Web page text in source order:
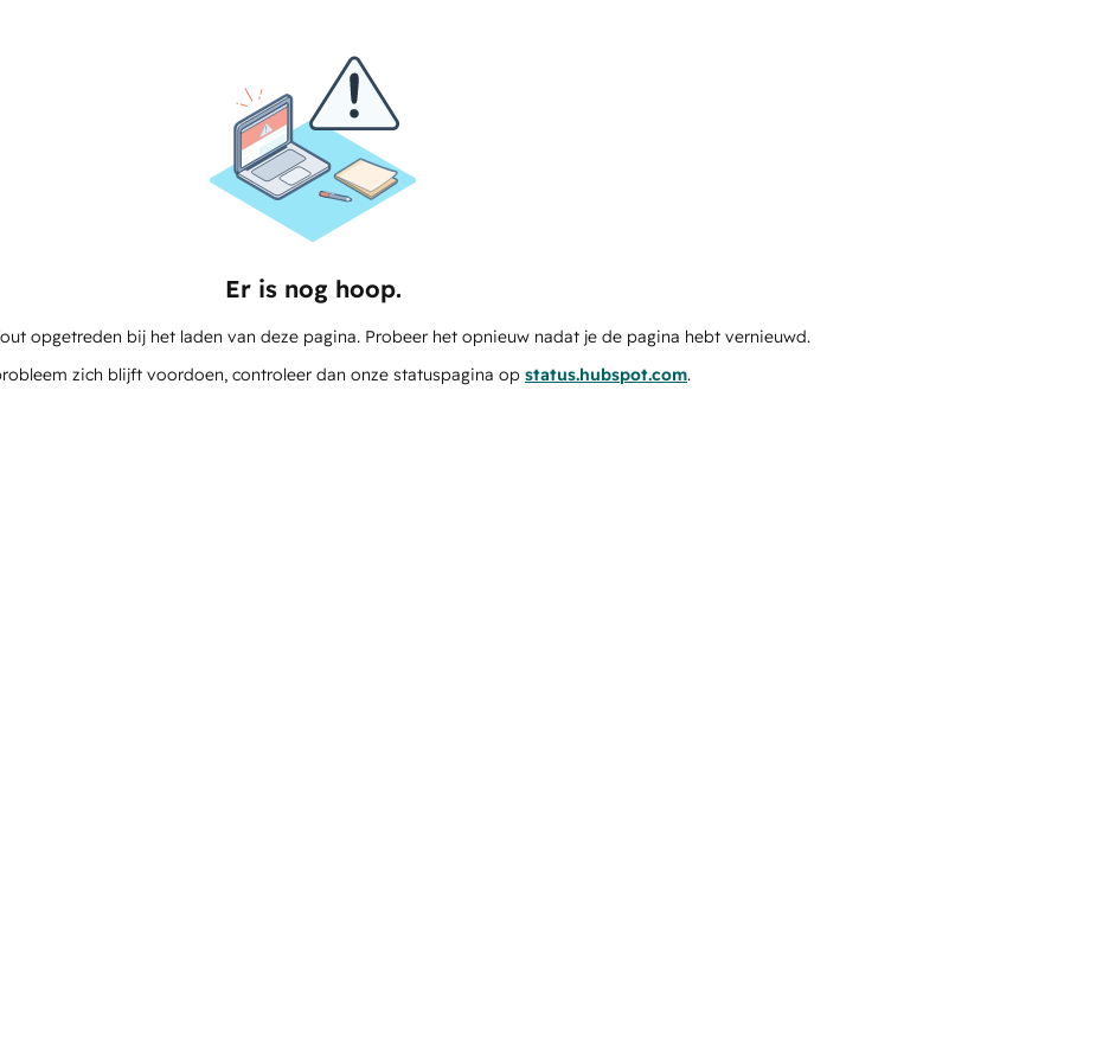
Er is nog hoop.
opgetreden bij het laden van deze pagina. Probeer het opnieuw nadat je de pagina hebt vernieuwd.
zich blijft voordoen, controleer dan onze statuspagina op status.hubspot.com.